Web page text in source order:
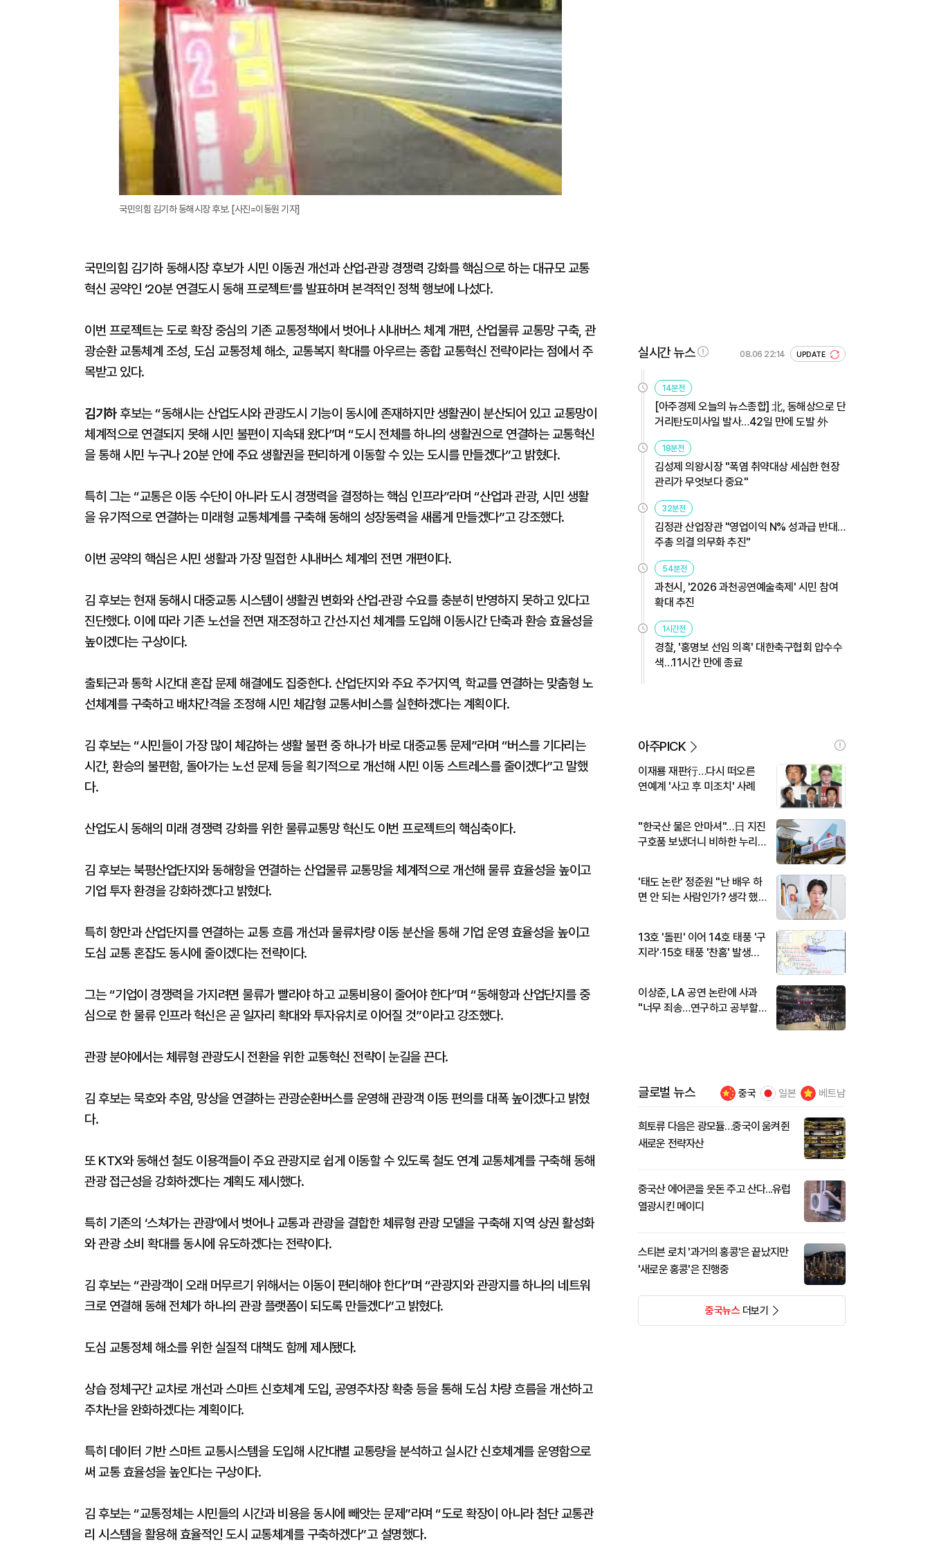
국민의힘 김기하 동해시장 후보. [사진=이동원 기자]
국민의힘 김기하 동해시장 후보가 시민 이동권 개선과 산업·관광 경쟁력 강화를 핵심으로 하는 대규모 교통
혁신 공약인 ‘20분 연결도시 동해 프로젝트’를 발표하며 본격적인 정책 행보에 나섰다.
이번 프로젝트는 도로 확장 중심의 기존 교통정책에서 벗어나 시내버스 체계 개편, 산업물류 교통망 구축, 관
광순환 교통체계 조성, 도심 교통정체 해소, 교통복지 확대를 아우르는 종합 교통혁신 전략이라는 점에서 주
목받고 있다.
김기하후보는 “동해시는 산업도시와 관광도시 기능이 동시에 존재하지만 생활권이 분산되어 있고 교통망이
체계적으로 연결되지 못해 시민 불편이 지속돼 왔다”며 “도시 전체를 하나의 생활권으로 연결하는 교통혁신
을 통해 시민 누구나 20분 안에 주요 생활권을 편리하게 이동할 수 있는 도시를 만들겠다”고 밝혔다.
특히 그는 “교통은 이동 수단이 아니라 도시 경쟁력을 결정하는 핵심 인프라”라며 “산업과 관광, 시민 생활
을 유기적으로 연결하는 미래형 교통체계를 구축해 동해의 성장동력을 새롭게 만들겠다”고 강조했다.
이번 공약의 핵심은 시민 생활과 가장 밀접한 시내버스 체계의 전면 개편이다.
김 후보는 현재 동해시 대중교통 시스템이 생활권 변화와 산업·관광 수요를 충분히 반영하지 못하고 있다고
진단했다. 이에 따라 기존 노선을 전면 재조정하고 간선·지선 체계를 도입해 이동시간 단축과 환승 효율성을
높이겠다는 구상이다.
출퇴근과 통학 시간대 혼잡 문제 해결에도 집중한다. 산업단지와 주요 주거지역, 학교를 연결하는 맞춤형 노
선체계를 구축하고 배차간격을 조정해 시민 체감형 교통서비스를 실현하겠다는 계획이다.
김 후보는 “시민들이 가장 많이 체감하는 생활 불편 중 하나가 바로 대중교통 문제”라며 “버스를 기다리는
시간, 환승의 불편함, 돌아가는 노선 문제 등을 획기적으로 개선해 시민 이동 스트레스를 줄이겠다”고 말했
다.
산업도시 동해의 미래 경쟁력 강화를 위한 물류교통망 혁신도 이번 프로젝트의 핵심축이다.
김 후보는 북평산업단지와 동해항을 연결하는 산업물류 교통망을 체계적으로 개선해 물류 효율성을 높이고
기업 투자 환경을 강화하겠다고 밝혔다.
특히 항만과 산업단지를 연결하는 교통 흐름 개선과 물류차량 이동 분산을 통해 기업 운영 효율성을 높이고
도심 교통 혼잡도 동시에 줄이겠다는 전략이다.
그는 “기업이 경쟁력을 가지려면 물류가 빨라야 하고 교통비용이 줄어야 한다”며 “동해항과 산업단지를 중
심으로 한 물류 인프라 혁신은 곧 일자리 확대와 투자유치로 이어질 것”이라고 강조했다.
관광 분야에서는 체류형 관광도시 전환을 위한 교통혁신 전략이 눈길을 끈다.
김 후보는 묵호와 추암, 망상을 연결하는 관광순환버스를 운영해 관광객 이동 편의를 대폭 높이겠다고 밝혔
다.
또 KTX와 동해선 철도 이용객들이 주요 관광지로 쉽게 이동할 수 있도록 철도 연계 교통체계를 구축해 동해
관광 접근성을 강화하겠다는 계획도 제시했다.
특히 기존의 ‘스쳐가는 관광’에서 벗어나 교통과 관광을 결합한 체류형 관광 모델을 구축해 지역 상권 활성화
와 관광 소비 확대를 동시에 유도하겠다는 전략이다.
김 후보는 “관광객이 오래 머무르기 위해서는 이동이 편리해야 한다”며 “관광지와 관광지를 하나의 네트워
크로 연결해 동해 전체가 하나의 관광 플랫폼이 되도록 만들겠다”고 밝혔다.
도심 교통정체 해소를 위한 실질적 대책도 함께 제시됐다.
상습 정체구간 교차로 개선과 스마트 신호체계 도입, 공영주차장 확충 등을 통해 도심 차량 흐름을 개선하고
주차난을 완화하겠다는 계획이다.
특히 데이터 기반 스마트 교통시스템을 도입해 시간대별 교통량을 분석하고 실시간 신호체계를 운영함으로
써 교통 효율성을 높인다는 구상이다.
김 후보는 “교통정체는 시민들의 시간과 비용을 동시에 빼앗는 문제”라며 “도로 확장이 아니라 첨단 교통관
리 시스템을 활용해 효율적인 도시 교통체계를 구축하겠다”고 설명했다.
실시간 뉴스 08.06 22:14 UPDATE
14분전
[아주경제 오늘의 뉴스종합] 北, 동해상으로 단
거리탄도미사일 발사…42일 만에 도발 外
18분전
김성제 의왕시장 "폭염 취약대상 세심한 현장
관리가 무엇보다 중요"
32분전
김정관 산업장관 "영업이익 N% 성과급 반대…
주총 의결 의무화 추진"
54분전
과천시, '2026 과천공연예술축제' 시민 참여
확대 추진
1시간전
경찰, '홍명보 선임 의혹' 대한축구협회 압수수
색…11시간 만에 종료
아주PICK
이재룡 재판行…다시 떠오른
연예계 '사고 후 미조치' 사례
"한국산 물은 안마셔"…日 지진
구호품 보냈더니 비하한 누리
'태도 논란' 정준원 "난 배우 하
면 안 되는 사람인가? 생각 했
13호 '돌핀' 이어 14호 태풍 '구
지라'·15호 태풍 '찬홈' 발생…
이상준, LA 공연 논란에 사과
"너무 죄송…연구하고 공부할
글로벌 뉴스 중국 일본 베트남
희토류 다음은 광모듈…중국이 움켜쥔
새로운 전략자산
중국산 에어콘을 웃돈 주고 산다...유럽
열광시킨 메이디
스티븐 로치 '과거의 홍콩'은 끝났지만
'새로운 홍콩'은 진행중
중국뉴스더보기